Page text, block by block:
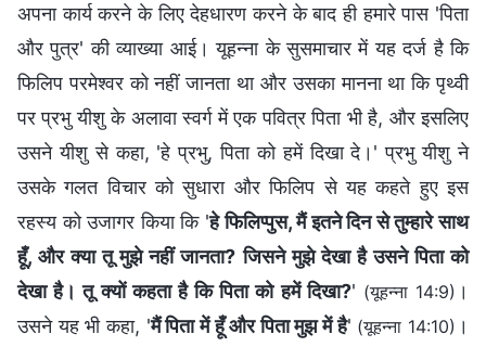
अपना कार्य करने के लिए देहधारण करने के बाद ही हमारे पास 'पिता
और पुत्र' की व्याख्या आई। यूहन्ना के सुसमाचार में यह दर्ज है कि
फिलिप परमेश्वर को नहीं जानता था और उसका मानना था कि पृथ्वी
पर प्रभु यीशु के अलावा स्वर्ग में एक पवित्र पिता भी है, और इसलिए
उसने यीशु से कहा, 'हे प्रभु, पिता को हमें दिखा दे।' प्रभु यीशु ने
उसके गलत विचार को सुधारा और फिलिप से यह कहते हुए इस
रहस्य को उजागर किया कि 'हे फिलिप्पुस, मैं इतने दिन से तुम्हारे साथ
हूँ, और क्या तू मुझे नहीं जानता? जिसने मुझे देखा है उसने पिता को
देखा है। तू क्यों कहता है कि पिता को हमें दिखा?' (यूहन्ना 14:9) ।
उसने यह भी कहा, 'मैं पिता में हूँ और पिता मुझ में है' (यूहन्ना 14:10) ।